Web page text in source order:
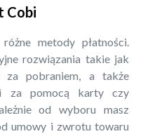
Cobi
metody płatności.
rozwiązania takie jak
za pobraniem, a także
za pomocą karty czy
od wyboru masz
umowy i zwrotu towaru